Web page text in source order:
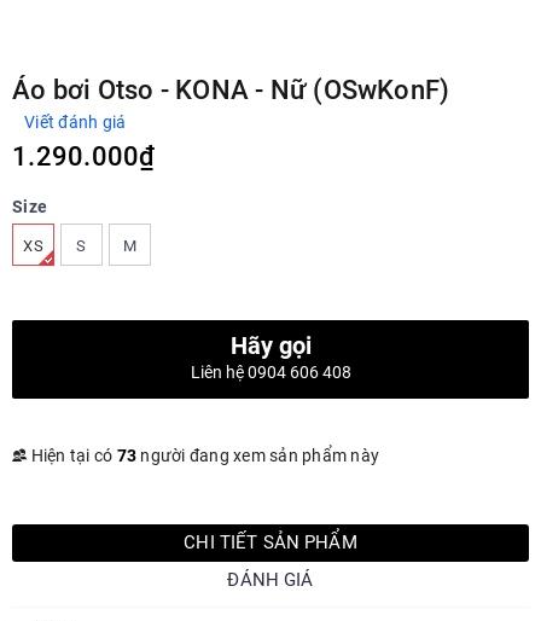
Áo bơi Otso - KONA - Nữ (OSwKonF)
Viết đánh giá
1.290.000₫
Size
XS S M
Hãy gọi
Liên hệ 0904 606 408
Hiện tại có 73 người đang xem sản phẩm này
CHI TIẾT SẢN PHẨM
ĐÁNH GIÁ